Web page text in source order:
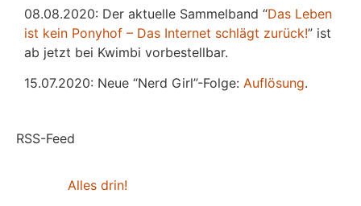
08.08.2020: Der aktuelle Sammelband “Das Leben
ist kein Ponyhof – Das Internet schlägt zurück!” ist
ab jetzt bei Kwimbi vorbestellbar.
15.07.2020: Neue “Nerd Girl”-Folge: Auflösung.
RSS-Feed
Alles drin!